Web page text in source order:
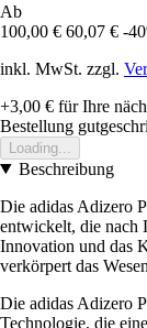
Ab
100,00 € 60,07 € -
inkl. MwSt. zzgl.
+3,00 € für Ihre
Bestellung
Loading...
Beschreibung
Die adidas Adizero
entwickelt, die nach
Innovation und das
verkörpert das
Die adidas Adizero
Technologie, die